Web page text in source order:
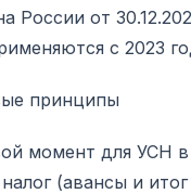
России от
с 2023
принципы
момент для УСН в
(авансы и итог